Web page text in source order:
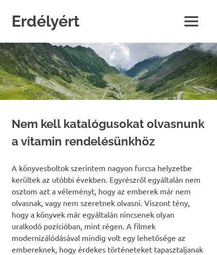
contentErdélyért MENU
Nem kell katalógusokat olvasnunk
a vitamin rendelésünkhöz
A könyvesboltok szerintem nagyon furcsa helyzetbe
kerültek az utóbbi években. Egyrészről egyáltalán nem
osztom azt a véleményt, hogy az emberek már nem
olvasnak, vagy nem szeretnek olvasni. Viszont tény,
hogy a könyvek már egyáltalán nincsenek olyan
uralkodó pozícióban, mint régen. A filmek
modernizálódásával mindig volt egy lehetősége az
embereknek, hogy érdekes történeteket tapasztaljanak